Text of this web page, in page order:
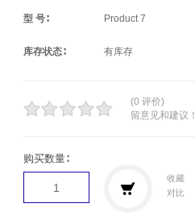
型 号∶ Product 7
库存状态∶ 有库存
(0 评价)
留意见和建议！
购买数量∶
收藏
对比